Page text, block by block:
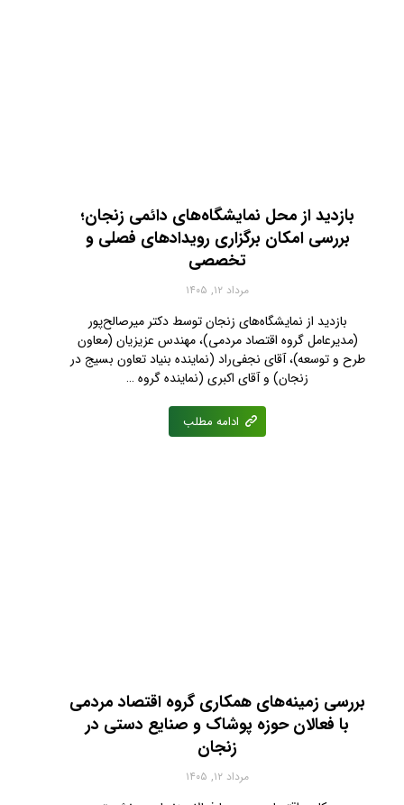
بازدید از محل نمایشگاه‌های دائمی زنجان؛
بررسی امکان برگزاری رویدادهای فصلی و
تخصصی
مرداد ۱۲, ۱۴۰۵
بازدید از نمایشگاه‌های زنجان توسط دکتر میرصالح‌پور
(مدیرعامل گروه اقتصاد مردمی)، مهندس عزیزیان (معاون
طرح و توسعه)، آقای نجفی‌راد (نماینده بنیاد تعاون بسیج در
زنجان) و آقای اکبری (نماینده گروه …
ادامه مطلب
بررسی زمینه‌های همکاری گروه اقتصاد مردمی
با فعالان حوزه پوشاک و صنایع دستی در
زنجان
مرداد ۱۲, ۱۴۰۵